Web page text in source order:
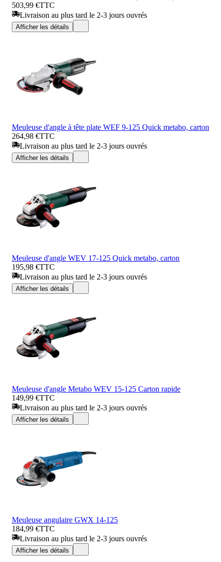
503,99 €TTC
Livraison au plus tard le 2-3 jours ouvrés
Afficher les détails
Meuleuse d'angle à tête plate WEF 9-125 Quick metabo, carton
264,98 €TTC
Livraison au plus tard le 2-3 jours ouvrés
Afficher les détails
Meuleuse d'angle WEV 17-125 Quick metabo, carton
195,98 €TTC
Livraison au plus tard le 2-3 jours ouvrés
Afficher les détails
Meuleuse d'angle Metabo WEV 15-125 Carton rapide
149,99 €TTC
Livraison au plus tard le 2-3 jours ouvrés
Afficher les détails
Meuleuse angulaire GWX 14-125
184,99 €TTC
Livraison au plus tard le 2-3 jours ouvrés
Afficher les détails